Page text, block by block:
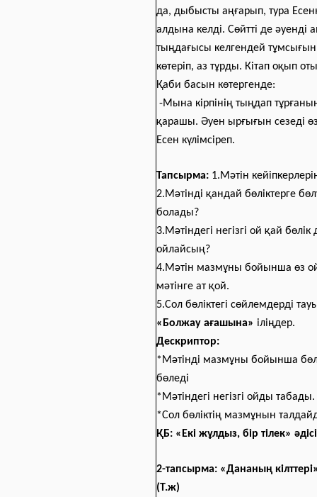
да, дыбысты аңғарып, тура
алдына келді. Сөйтті де әуенді
тыңдағысы келгендей тұмсығын
көтеріп, аз тұрды. Кітап оқып
Қаби басын көтергенде:
-Мына кірпінің тыңдап
қарашы. Әуен ырғығын сезеді
Есен күлімсіреп.
Тапсырма: 1.Мәтін
2.Мәтінді қандай бөліктерге
болады?
3.Мәтіндегі негізгі ой қай бөлік
ойлайсың?
4.Мәтін мазмұны бойынша өз
мәтінге ат қой.
5.Сол бөліктегі сөйлемдерді
«Болжау ағашына» іліңдер.
Дескриптор:
*Мәтінді мазмұны бойынша
бөледі
*Мәтіндегі негізгі ойды табады.
*Сол бөліктің мазмұнын
ҚБ: «Екі жұлдыз, бір тілек» әдісі
2-тапсырма: «Дананың кілттері»
(Т.ж)